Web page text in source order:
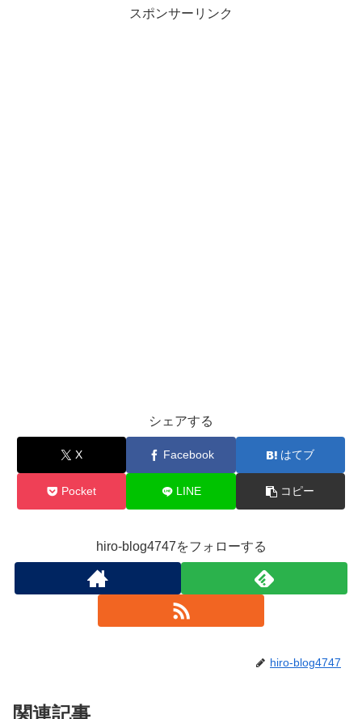
スポンサーリンク
シェアする
X Facebook はてブ
Pocket LINE コピー
hiro-blog4747をフォローする
hiro-blog4747
関連記事